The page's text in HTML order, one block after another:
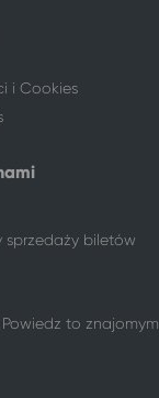
i Cookies
sprzedaży biletów
Powiedz to znajomym